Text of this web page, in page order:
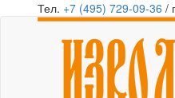
Тел. +7 (495) 729-09-36 /